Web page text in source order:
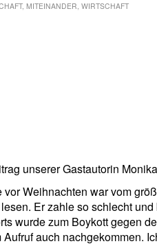
, MITEINANDER, WIRTSCHAFT
unserer Gastautorin Monika
vor Weihnachten war vom
Er zahle so schlecht
wurde zum Boykott gegen
Aufruf auch nachgekommen.